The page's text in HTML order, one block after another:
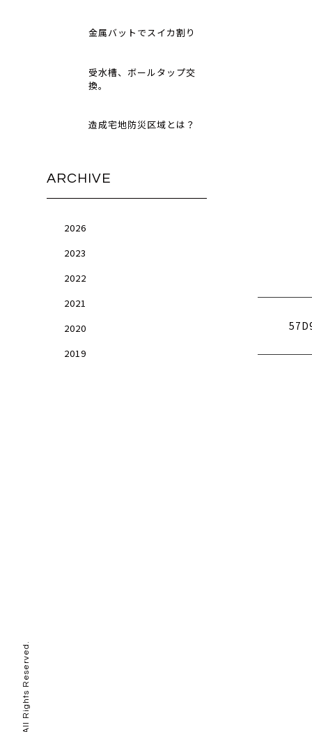
金属バットでスイカ割り
受水槽、ボールタップ交
換。
造成宅地防災区域とは？
ARCHIVE
2026
2023
2022
2021
2020
2019